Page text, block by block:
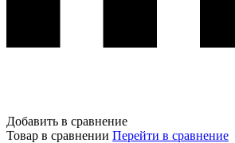
Добавить в сравнение
Товар в сравнении Перейти в сравнение